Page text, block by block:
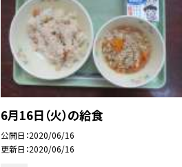
6月16日（火）の給食
公開日 2020/06/16
更新日 2020/06/16